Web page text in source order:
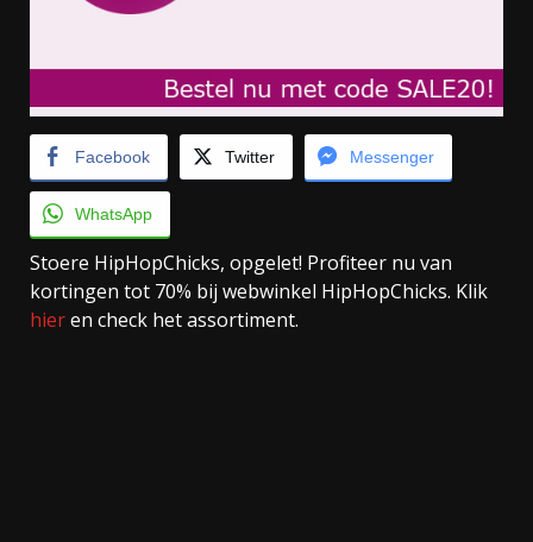
Facebook Twitter Messenger
WhatsApp
Stoere HipHopChicks, opgelet! Profiteer nu van
kortingen tot 70% bij webwinkel HipHopChicks. Klik
hieren check het assortiment.